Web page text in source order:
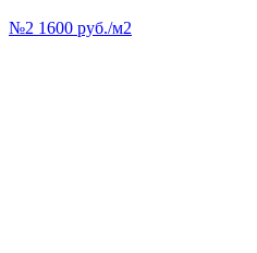
№2 1600 руб./м2